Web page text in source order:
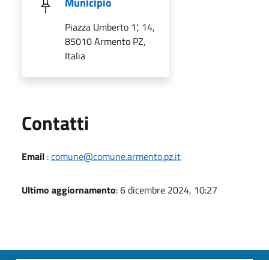
Piazza Umberto 1', 14,
85010 Armento PZ,
Italia
Contatti
Email :comune@comune.armento.pz.it
Ultimo aggiornamento: 6 dicembre 2024, 10:27